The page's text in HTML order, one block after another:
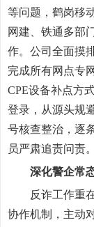
等问题，鹤岗移
网建、铁通多部
作。公司全面摸
完成所有网点专
CPE设备补点方
登录，从源头规
号核查整治，逐
员严肃追责问责。
深化警企常
反诈工作重
协作机制，主动